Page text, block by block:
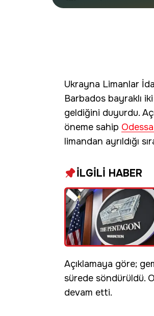
Ukrayna Limanlar
Barbados bayraklı
geldiğini duyurdu.
öneme sahip
limandan ayrıldığı
İLGİLİ HABER
Açıklamaya göre;
sürede söndürüldü.
devam etti.